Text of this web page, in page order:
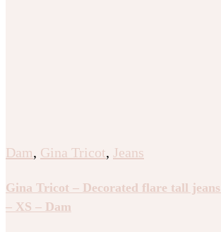
Dam, Gina Tricot, Jeans
Gina Tricot – Decorated flare tall
– XS – Dam